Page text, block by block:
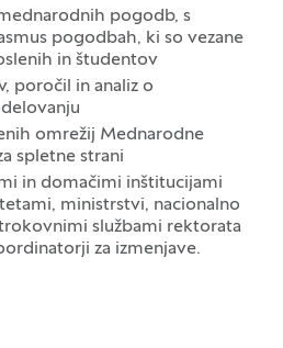
pogodb, s
pogodbah, ki so vezane
in študentov
poročil in analiz o
omrežij Mednarodne
spletne strani
in domačimi inštitucijami
ministrstvi, nacionalno
službami rektorata
za izmenjave.